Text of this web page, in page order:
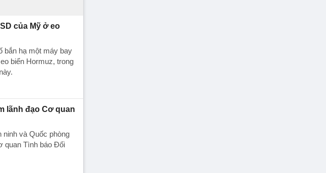
của Mỹ ở eo
bắn hạ một máy bay
biển Hormuz, trong
lãnh đạo Cơ quan
ninh và Quốc phòng
quan Tình báo Đối